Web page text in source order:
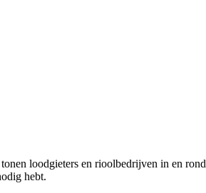
loodgieters en rioolbedrijven in en rond
hebt.